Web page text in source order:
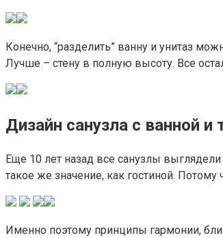
Конечно, “разделить” ванну и унитаз
Лучше – стену в полную высоту. Все
Дизайн санузла с ванной и
Еще 10 лет назад все санузлы
такое же значение, как гостиной. Потому
Именно поэтому принципы гармонии,